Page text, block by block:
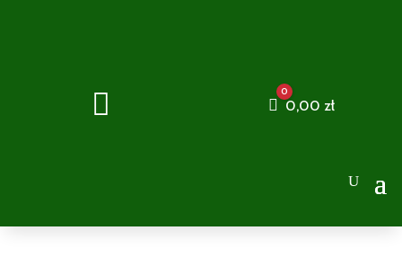
 Cart
0
0,00 zł